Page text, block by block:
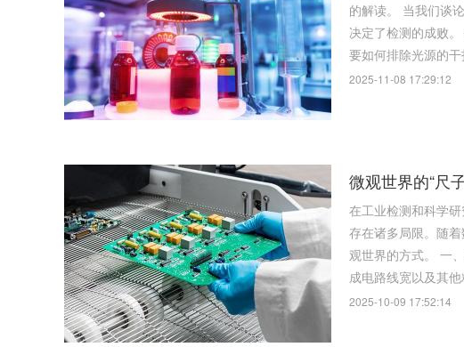
的解读。 当我们谈论产品的外观检验，比如检测印刷品的色差，甄别电子元件的焊点质量，或是分选各类产品时，颜色信息的准确性往往直接
决定了检测的成败。 然而，一个常常被忽视却又至关重要的问题是，同样的物体在不同光源照射下，会呈现出截然不同的颜色。工业视觉系统
要如何排除光源的
2025-11-08 17:29:12
微观世界的“尺
在工业检测和科学
存在诸多局限。随
观世界的方式。 一、显微测量技术演进 测量显微镜最早采用透、反射的方式对工件长度和角度进行精密测量，特别适用于录像磁头、大规模集
成电路线宽以及其
2025-10-09 17:52:14